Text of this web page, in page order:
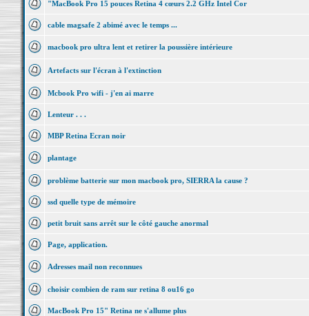
"MacBook Pro 15 pouces Retina 4 cœurs 2.2 GHz Intel Cor
cable magsafe 2 abimé avec le temps ...
macbook pro ultra lent et retirer la poussière intérieure
Artefacts sur l'écran à l'extinction
Mcbook Pro wifi - j'en ai marre
Lenteur . . .
MBP Retina Ecran noir
plantage
problème batterie sur mon macbook pro, SIERRA la cause ?
ssd quelle type de mémoire
petit bruit sans arrêt sur le côté gauche anormal
Page, application.
Adresses mail non reconnues
choisir combien de ram sur retina 8 ou16 go
MacBook Pro 15" Retina ne s'allume plus